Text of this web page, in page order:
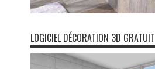
LOGICIEL DÉCORATION 3D GRATUIT